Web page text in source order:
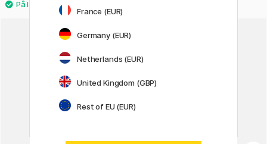
France (EUR)
Germany (EUR)
Netherlands (EUR)
United Kingdom (GBP)
Rest of EU (EUR)